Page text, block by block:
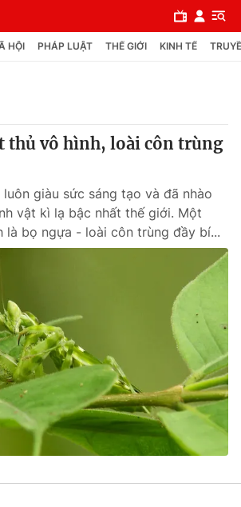
HỘI PHÁP LUẬT THẾ GIỚI KINH TẾ
thủ vô hình, loài côn trùng
luôn giàu sức sáng tạo và đã nhào
vật kì lạ bậc nhất thế giới. Một
là bọ ngựa - loài côn trùng đầy bí...